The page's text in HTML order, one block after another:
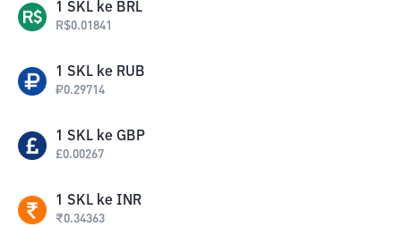
1 SKL ke BRL
R$0.01841
1 SKL ke RUB
₽0.29714
1 SKL ke GBP
£0.00267
1 SKL ke INR
₹0.34363